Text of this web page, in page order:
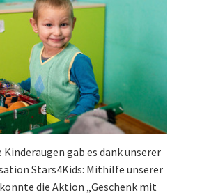
gab es dank unserer
Stars4Kids: Mithilfe unserer
die Aktion „Geschenk mit